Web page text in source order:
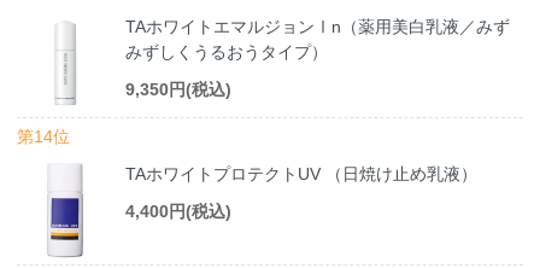
TAホワイトエマルジョンⅠn（薬用美白乳液／みず
みずしくうるおうタイプ）
9,350円(税込)
第14位
TAホワイトプロテクトUV （日焼け止め乳液）
4,400円(税込)